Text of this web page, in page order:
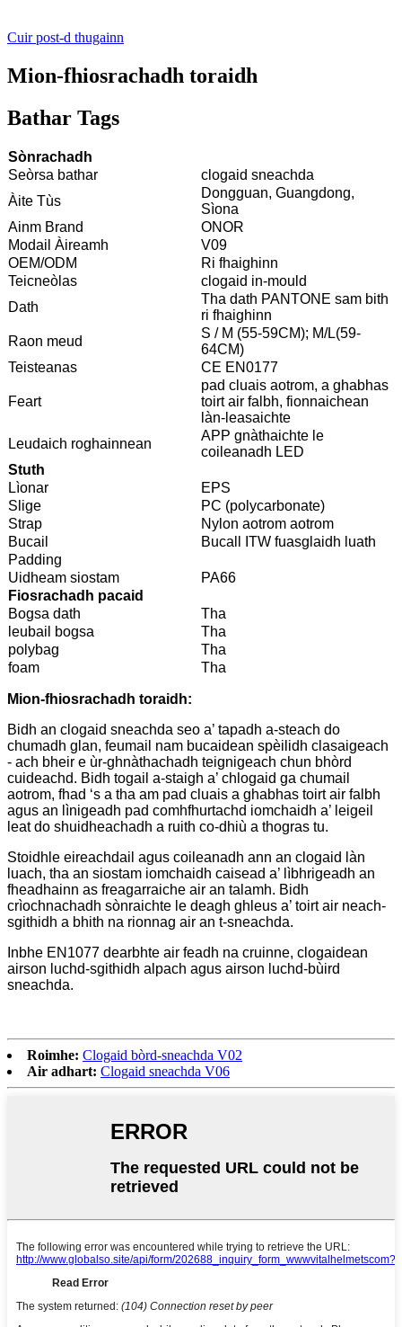
Cuir post-d thugainn
Mion-fhiosrachadh toraidh
Bathar Tags
Sònrachadh
Seòrsa bathar
clogaid sneachda
Àite Tùs
Dongguan, Guangdong,
Sìona
Ainm Brand
ONOR
Modail Àireamh
V09
OEM/ODM
Ri fhaighinn
Teicneòlas
clogaid in-mould
Dath
Tha dath PANTONE sam bith
ri fhaighinn
Raon meud
S / M (55-59CM); M/L(59-
64CM)
Teisteanas
CE EN0177
Feart
pad cluais aotrom, a ghabhas
toirt air falbh, fionnaichean
làn-leasaichte
Leudaich roghainnean
APP gnàthaichte le
coileanadh LED
Stuth
Lìonar
EPS
Slige
PC (polycarbonate)
Strap
Nylon aotrom aotrom
Bucail
Bucall ITW fuasglaidh luath
Padding
Uidheam siostam
PA66
Fiosrachadh pacaid
Bogsa dath
Tha
leubail bogsa
Tha
polybag
Tha
foam
Tha
Mion-fhiosrachadh toraidh:
Bidh an clogaid sneachda seo a’ tapadh a-steach do
chumadh glan, feumail nam bucaidean spèilidh clasaigeach
- ach bheir e ùr-ghnàthachadh teignigeach chun bhòrd
cuideachd. Bidh togail a-staigh a’ chlogaid ga chumail
aotrom, fhad ‘s a tha am pad cluais a ghabhas toirt air falbh
agus an lìnigeadh pad comhfhurtachd iomchaidh a’ leigeil
leat do shuidheachadh a ruith co-dhiù a thogras tu.
Stoidhle eireachdail agus coileanadh ann an clogaid làn
luach, tha an siostam iomchaidh caisead a’ lìbhrigeadh an
fheadhainn as freagarraiche air an talamh. Bidh
crìochnachadh sònraichte le deagh ghleus a’ toirt air neach-
sgithidh a bhith na rionnag air an t-sneachda.
Inbhe EN1077 dearbhte air feadh na cruinne, clogaidean
airson luchd-sgithidh alpach agus airson luchd-bùird
sneachda.
Roimhe: Clogaid bòrd-sneachda V02
Air adhart: Clogaid sneachda V06